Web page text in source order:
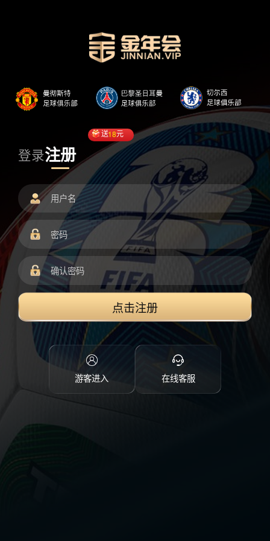
登录注册
送18元
点击注册
游客进入 在线客服